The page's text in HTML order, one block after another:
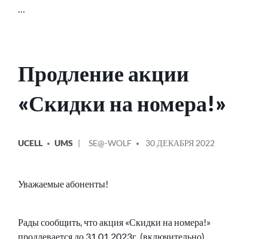
…
Продление акции
«Скидки на номера!»
В
UCELL UMS
ОТ
SE@-WOLF 30 ДЕКАБРЯ 2022
Уважаемые абоненты!
Рады сообщить, что акция «Скидки на номера!»
продлевается до 31.01.2023г. (включительно).